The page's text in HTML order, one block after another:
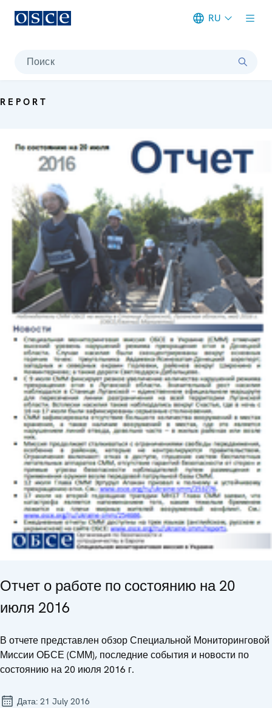
RU
Поиск
REPORT
Отчет о работе по состоянию на 20
июля 2016
В отчете представлен обзор Специальной Мониторинговой
Миссии ОБСЕ (СММ), последние события и новости по
состоянию на 20 июля 2016 г.
Дата: 21 July 2016